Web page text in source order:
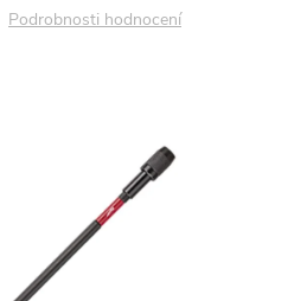
Podrobnosti hodnocení